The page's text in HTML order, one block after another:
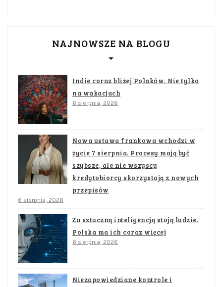
NAJNOWSZE NA BLOGU
Indie coraz bliżej Polaków. Nie tylko
na wakacjach
6 sierpnia, 2026
Nowa ustawa frankowa wchodzi w
życie 7 sierpnia. Procesy mają być
szybsze, ale nie wszyscy
kredytobiorcy skorzystają z nowych
przepisów
6 sierpnia, 2026
Za sztuczną inteligencją stoją ludzie.
Polska ma ich coraz więcej
6 sierpnia, 2026
Niezapowiedziane kontrole i